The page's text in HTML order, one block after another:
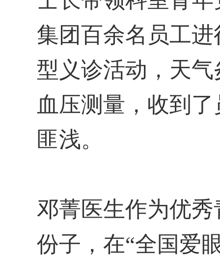
集团百余名员工
型义诊活动，天
血压测量，收到
匪浅。
邓菁医生作为优
份子，在“全国爱